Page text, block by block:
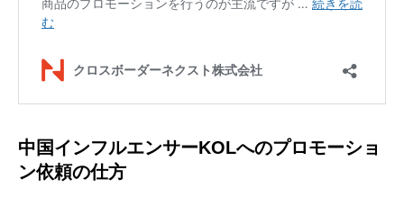
中国インフルエンサーKOLへのプロモーショ
ン依頼の仕方